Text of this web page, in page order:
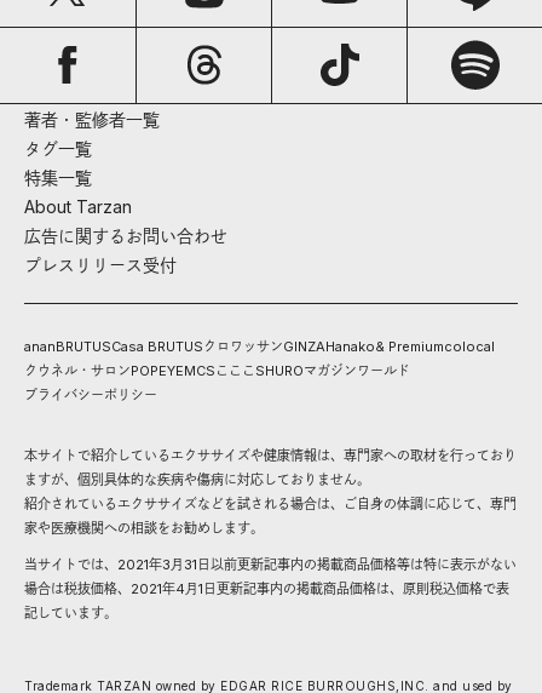
著者・監修者一覧
タグ一覧
特集一覧
About Tarzan
広告に関するお問い合わせ
プレスリリース受付
ananBRUTUSCasa BRUTUS クロワッサンGINZAHanako& Premiumcolocal
クウネル・サロンPOPEYEMCS こここ SHUROマガジンワールド
プライバシーポリシー
本サイトで紹介しているエクササイズや健康情報は、専門家への取材を行っており
ますが、個別具体的な疾病や傷病に対応しておりません。
紹介されているエクササイズなどを試される場合は、ご自身の体調に応じて、専門
家や医療機関への相談をお勧めします。
当サイトでは、2021年3月31日以前更新記事内の掲載商品価格等は特に表示がない
場合は税抜価格、2021年4月1日更新記事内の掲載商品価格は、原則税込価格で表
記しています。
Trademark TARZAN owned by EDGAR RICE BURROUGHS,INC. and used by